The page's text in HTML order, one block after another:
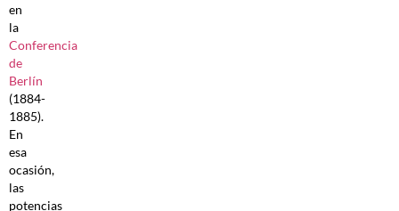
en
la
Conferencia
de
Berlín
(1884-
1885).
En
esa
ocasión,
las
potencias